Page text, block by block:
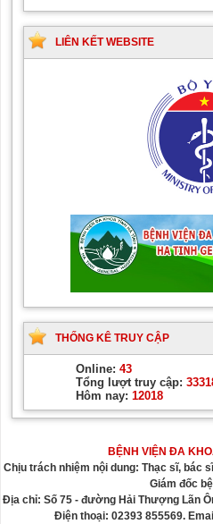
LIÊN KẾT WEBSITE
THỐNG KÊ TRUY CẬP
Online: 43
Tổng lượt truy cập:
Hôm nay: 12018
BỆNH VIỆN ĐA
Chịu trách nhiệm nội dung: Thạc sĩ, bác
Giám đốc
Địa chỉ: Số 75 - đường Hải Thượng Lãn
Điện thoại: 02393 855569.